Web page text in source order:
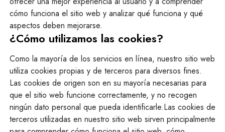
cómo funciona el sitio web y analizar qué funciona y qué
aspectos deben mejorarse.
¿Cómo utilizamos las cookies?
Como la mayoría de los servicios en línea, nuestro sitio web
utiliza cookies propias y de terceros para diversos fines.
Las cookies de origen son en su mayoría necesarias para
que el sitio web funcione correctamente, y no recogen
ningún dato personal que pueda identificarle.Las cookies de
terceros utilizadas en nuestro sitio web sirven principalmente